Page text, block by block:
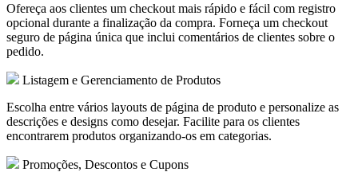
Ofereça aos clientes um checkout mais rápido e fácil com registro
opcional durante a finalização da compra. Forneça um checkout
seguro de página única que inclui comentários de clientes sobre o
pedido.
Listagem e Gerenciamento de Produtos
Escolha entre vários layouts de página de produto e personalize as
descrições e designs como desejar. Facilite para os clientes
encontrarem produtos organizando-os em categorias.
Promoções, Descontos e Cupons